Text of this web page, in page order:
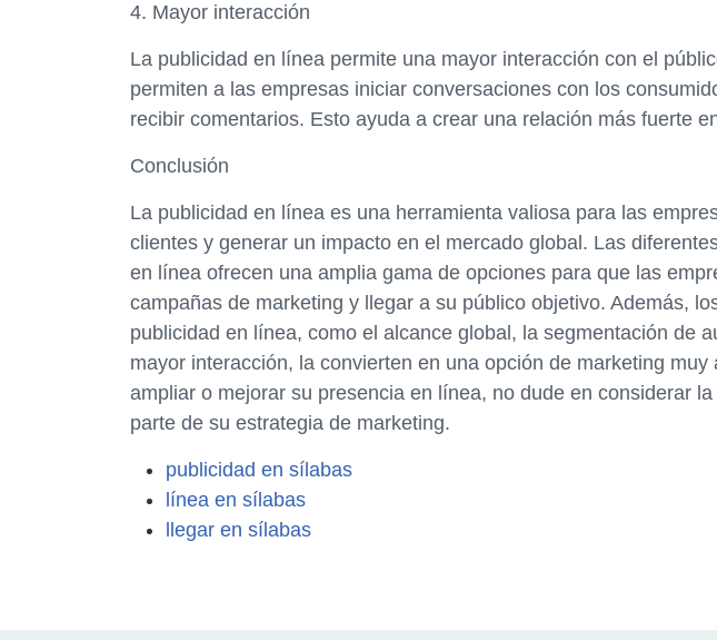
4. Mayor interacción
La publicidad en línea permite una mayor interacción con el
permiten a las empresas iniciar conversaciones con los
recibir comentarios. Esto ayuda a crear una relación más fuerte
Conclusión
La publicidad en línea es una herramienta valiosa para las
clientes y generar un impacto en el mercado global. Las
en línea ofrecen una amplia gama de opciones para que las
campañas de marketing y llegar a su público objetivo. Además,
publicidad en línea, como el alcance global, la segmentación de
mayor interacción, la convierten en una opción de marketing
ampliar o mejorar su presencia en línea, no dude en considerar
parte de su estrategia de marketing.
publicidad en sílabas
línea en sílabas
llegar en sílabas